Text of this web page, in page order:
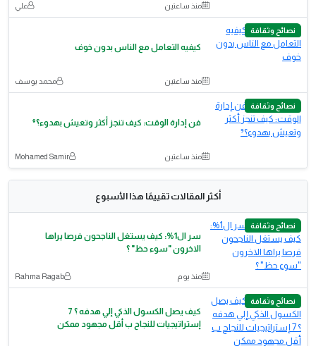
منذ ساعتين علي
نصائح وثقافة
كيفيه التعامل مع الناس بدون خوف
منذ ساعتين محمد يوسف
نصائح وثقافة
فن إدارة الوقت: كيف تنجز أكثر وتعيش بهدوء؟⁹
منذ ساعتين Mohamed Samir
أكثر المقالات تقييمًا هذا الأسبوع
نصائح وثقافة
سر ال1%: كيف يستغل الناجحون فرصا يراها
الاخرون "سوء حظ" ؟
منذ يوم Rahma Ragab
نصائح وثقافة
كيف يصل الكسول الذكي إلي هدفه ؟ 7
إستراتيجيات للنجاح ب أقل مجهود ممكن